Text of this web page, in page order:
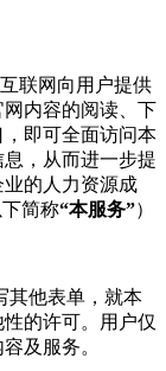
联网向用户提供
内容的阅读、下
即可全面访问本
，从而进一步提
的人力资源成
简称“本服务”）
其他表单，就本
的许可。用户仅
及服务。